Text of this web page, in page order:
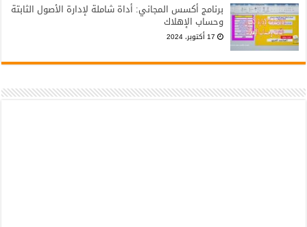
برنامج أكسس المجاني: أداة شاملة لإدارة الأصول الثابتة
وحساب الإهلاك
17 أكتوبر، 2024